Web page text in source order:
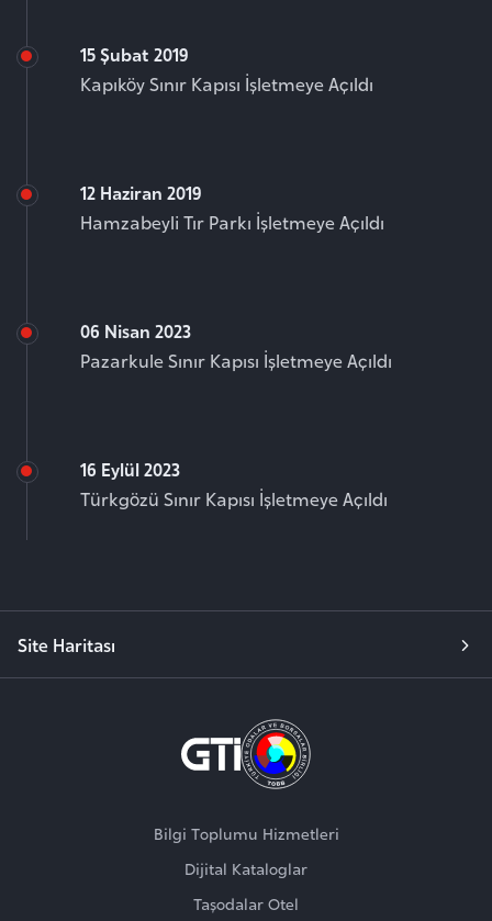
15 Şubat 2019
Kapıköy Sınır Kapısı İşletmeye Açıldı
12 Haziran 2019
Hamzabeyli Tır Parkı İşletmeye Açıldı
06 Nisan 2023
Pazarkule Sınır Kapısı İşletmeye Açıldı
16 Eylül 2023
Türkgözü Sınır Kapısı İşletmeye Açıldı
Site Haritası
Bilgi Toplumu Hizmetleri
Dijital Kataloglar
Taşodalar Otel